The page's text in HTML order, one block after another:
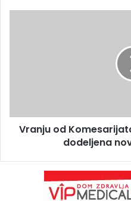
Vranju od
dodeljena